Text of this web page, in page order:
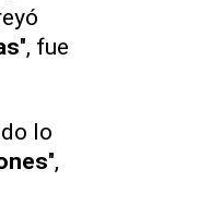
", fue
lo
",